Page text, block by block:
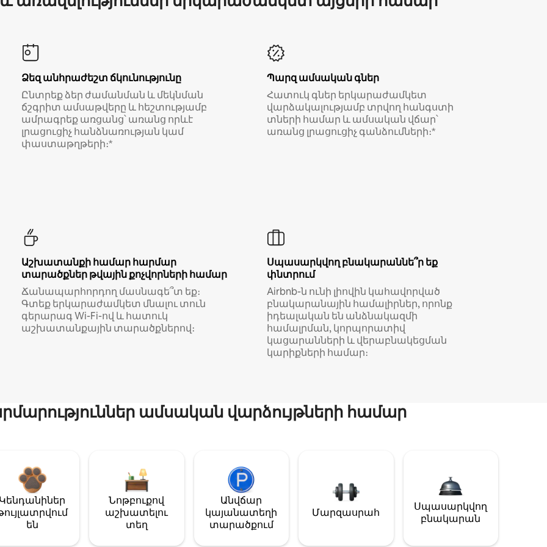
Ձեզ անհրաժեշտ ճկունությունը
Ընտրեք ձեր ժամանման և մեկնման
ճշգրիտ ամսաթվերը և հեշտությամբ
ամրագրեք առցանց՝ առանց որևէ
լրացուցիչ հանձնառության կամ
փաստաթղթերի։*
Պարզ ամսական գներ
Հատուկ գներ երկարաժամկետ
վարձակալությամբ տրվող հանգստի
տների համար և ամսական վճար՝
առանց լրացուցիչ գանձումների։*
Աշխատանքի համար հարմար
տարածքներ թվային քոչվորների համար
Ճանապարհորդող մասնագե՞տ եք։
Գտեք երկարաժամկետ մնալու տուն
գերարագ Wi-Fi-ով և հատուկ
աշխատանքային տարածքներով։
Սպասարկվող բնակարաննե՞ր եք
փնտրում
Airbnb-ն ունի լիովին կահավորված
բնակարանային համալիրներ, որոնք
իդեալական են անձնակազմի
համալրման, կորպորատիվ
կացարանների և վերաբնակեցման
կարիքների համար։
ամսական վարձույթների համար
են
Նոթբուքով
աշխատելու
տեղ
Անվճար
կայանատեղի
տարածքում
Մարզասրահ
Սպասարկվող
բնակարան